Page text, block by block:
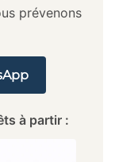
prévenons
à partir :